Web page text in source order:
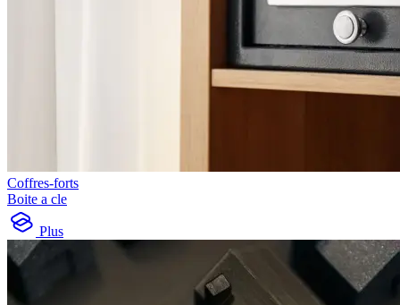
Coffres-forts
Boite a cle
Plus